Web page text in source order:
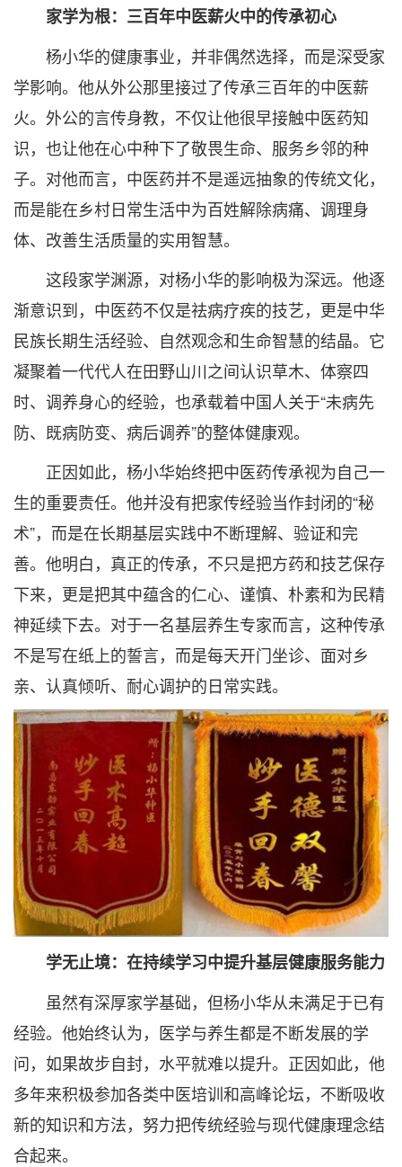
家学为根：三百年中医薪火中的传承初心
杨小华的健康事业，并非偶然选择，而是深受家
学影响。他从外公那里接过了传承三百年的中医薪
火。外公的言传身教，不仅让他很早接触中医药知
识，也让他在心中种下了敬畏生命、服务乡邻的种
子。对他而言，中医药并不是遥远抽象的传统文化，
而是能在乡村日常生活中为百姓解除病痛、调理身
体、改善生活质量的实用智慧。
这段家学渊源，对杨小华的影响极为深远。他逐
渐意识到，中医药不仅是祛病疗疾的技艺，更是中华
民族长期生活经验、自然观念和生命智慧的结晶。它
凝聚着一代代人在田野山川之间认识草木、体察四
时、调养身心的经验，也承载着中国人关于“未病先
防、既病防变、病后调养”的整体健康观。
正因如此，杨小华始终把中医药传承视为自己一
生的重要责任。他并没有把家传经验当作封闭的“秘
术”，而是在长期基层实践中不断理解、验证和完
善。他明白，真正的传承，不只是把方药和技艺保存
下来，更是把其中蕴含的仁心、谨慎、朴素和为民精
神延续下去。对于一名基层养生专家而言，这种传承
不是写在纸上的誓言，而是每天开门坐诊、面对乡
亲、认真倾听、耐心调护的日常实践。
学无止境：在持续学习中提升基层健康服务能力
虽然有深厚家学基础，但杨小华从未满足于已有
经验。他始终认为，医学与养生都是不断发展的学
问，如果故步自封，水平就难以提升。正因如此，他
多年来积极参加各类中医培训和高峰论坛，不断吸收
新的知识和方法，努力把传统经验与现代健康理念结
合起来。